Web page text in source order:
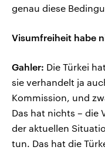
genau diese
Visumfreiheit habe
Gahler: Die Türkei
sie verhandelt ja
Kommission, und
Das hat nichts – die
der aktuellen
tun. Das hat die